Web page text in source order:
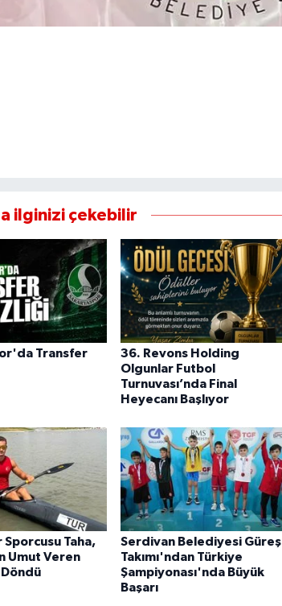
ilginizi çekebilir
Transfer
36. Revons Holding
Olgunlar Futbol
Turnuvası’nda Final
Heyecanı Başlıyor
Sporcusu Taha,
Umut Veren
Serdivan Belediyesi Güreş
Takımı'ndan Türkiye
Şampiyonası'nda Büyük
Başarı